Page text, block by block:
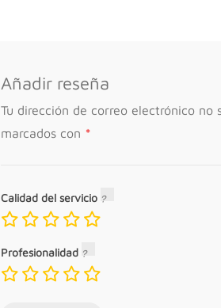
Añadir reseña
Tu dirección de correo electrónico no
marcados con *
Calidad del servicio
Profesionalidad